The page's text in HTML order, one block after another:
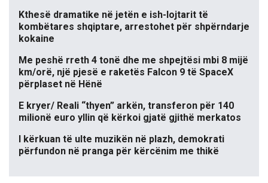
Kthesë dramatike në jetën e ish-lojtarit të
kombëtares shqiptare, arrestohet për shpërndarje
kokaine
Me peshë rreth 4 tonë dhe me shpejtësi mbi 8 mijë
km/orë, një pjesë e raketës Falcon 9 të SpaceX
përplaset në Hënë
E kryer/ Reali “thyen” arkën, transferon për 140
milionë euro yllin që kërkoi gjatë gjithë merkatos
I kërkuan të ulte muzikën në plazh, demokrati
përfundon në pranga për kërcënim me thikë